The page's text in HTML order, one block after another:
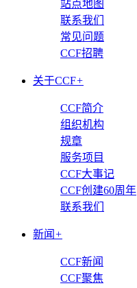
站点地图
联系我们
常见问题
CCF招聘
关于CCF+
CCF简介
组织机构
规章
服务项目
CCF大事记
CCF创建60周年
联系我们
新闻 +
CCF新闻
CCF聚焦